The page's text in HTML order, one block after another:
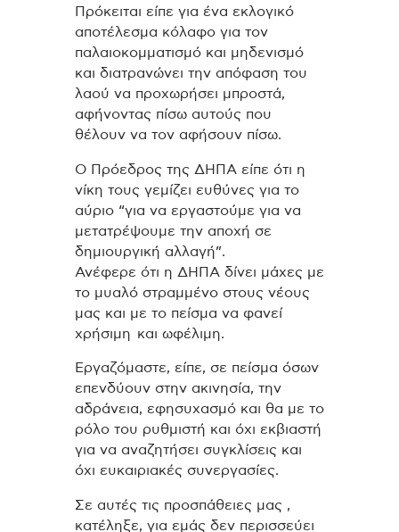
Πρόκειται είπε για ένα εκλογικό
αποτέλεσμα κόλαφο για τον
παλαιοκομματισμό και μηδενισμό
και διατρανώνει την απόφαση του
λαού να προχωρήσει μπροστά,
αφήνοντας πίσω αυτούς που
θέλουν να τον αφήσουν πίσω.
Ο Πρόεδρος της ΔΗΠΑ είπε ότι η
νίκη τους γεμίζει ευθύνες για το
αύριο “για να εργαστούμε για να
μετατρέψουμε την αποχή σε
δημιουργική αλλαγή”.
Ανέφερε ότι η ΔΗΠΑ δίνει μάχες με
το μυαλό στραμμένο στους νέους
μας και με το πείσμα να φανεί
χρήσιμη και ωφέλιμη.
Εργαζόμαστε, είπε, σε πείσμα όσων
επενδύουν στην ακινησία, την
αδράνεια, εφησυχασμό και θα με το
ρόλο του ρυθμιστή και όχι εκβιαστή
για να αναζητήσει συγκλίσεις και
όχι ευκαιριακές συνεργασίες.
Σε αυτές τις προσπάθειες μας ,
κατέληξε, για εμάς δεν περισσεύει